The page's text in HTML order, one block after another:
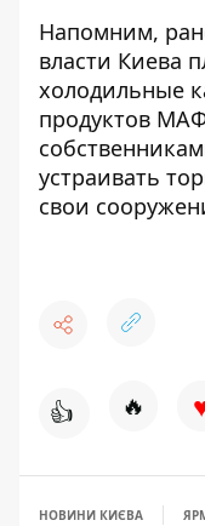
Напомним,
власти Киева
холодильные
продуктов
устраивать
свои
👍 🔥
НОВИНИ КИЄВА